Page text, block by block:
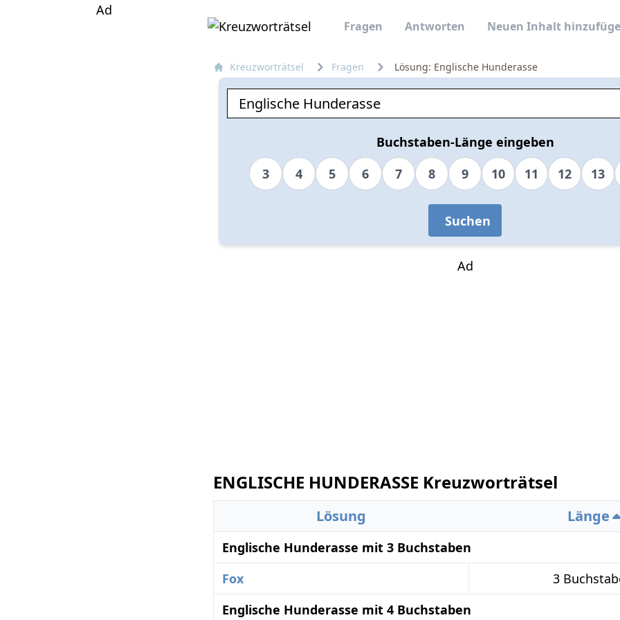
Fragen Antworten Neuen Inhalt
Ad
Kreuzworträtsel Fragen Lösung: Englische Hunderasse
Buchstaben-Länge eingeben
3
4 5 6 7 8 9 10 11 12 13
Suchen
Ad
ENGLISCHE HUNDERASSE Kreuzworträtsel
Lösung Länge
Englische Hunderasse mit 3 Buchstaben
Fox
3
Englische Hunderasse mit 4 Buchstaben